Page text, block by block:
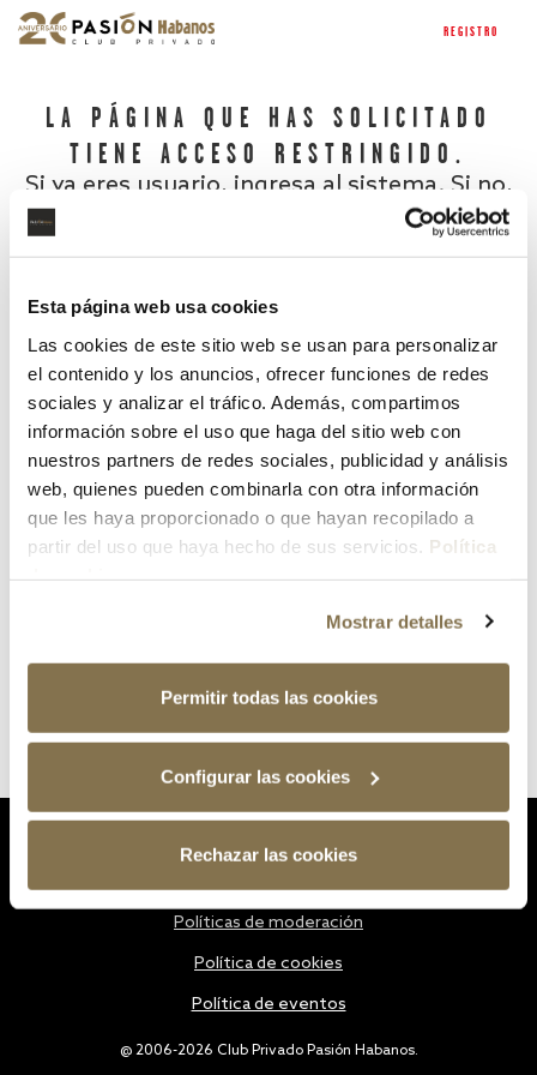
Esta página web usa cookies
Las cookies de este sitio web se usan para personalizar
el contenido y los anuncios, ofrecer funciones de redes
sociales y analizar el tráfico. Además, compartimos
información sobre el uso que haga del sitio web con
nuestros partners de redes sociales, publicidad y análisis
web, quienes pueden combinarla con otra información
que les haya proporcionado o que hayan recopilado a
partir del uso que haya hecho de sus servicios. Política
Mostrar detalles
Permitir todas las cookies
Configurar las cookies
Rechazar las cookies
REGISTRO
LA PÁGINA QUE HAS SOLICITADO
TIENE ACCESO RESTRINGIDO.
Si ya eres usuario, ingresa al sistema. Si no,
¿Has olvidado tu contraseña?
@ 2006-2026 Club Privado Pasión Habanos.
Políticas de moderación
Política de cookies
Política de eventos